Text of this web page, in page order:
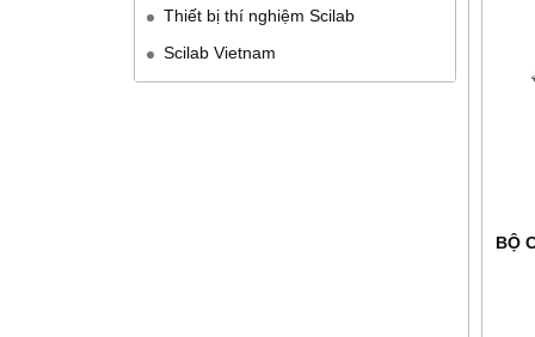
Thiết bị thí nghiệm Scilab
Scilab Vietnam
BỘ